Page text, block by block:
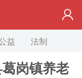
益 法制
岗镇养老